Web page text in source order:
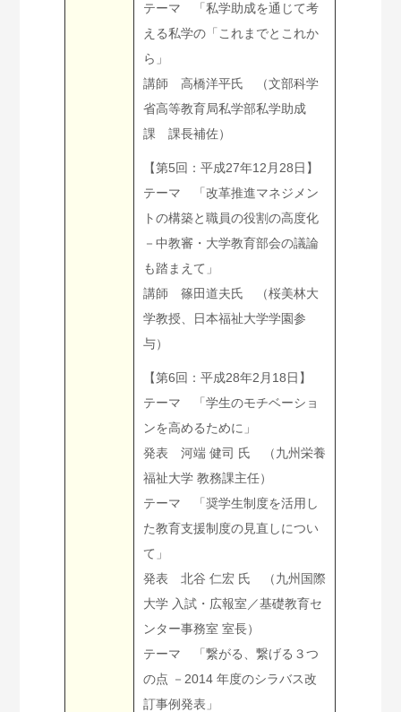
テーマ 「私学助成を通じて考
える私学の「これまでとこれか
ら」
講師 高橋洋平氏 （文部科学
省高等教育局私学部私学助成
課 課長補佐）
【第5回：平成27年12月28日】
テーマ 「改革推進マネジメン
トの構築と職員の役割の高度化
－中教審・大学教育部会の議論
も踏まえて」
講師 篠田道夫氏 （桜美林大
学教授、日本福祉大学学園参
与）
【第6回：平成28年2月18日】
テーマ 「学生のモチベーショ
ンを高めるために」
発表 河端 健司 氏 （九州栄養
福祉大学 教務課主任）
テーマ 「奨学生制度を活用し
た教育支援制度の見直しについ
て」
発表 北谷 仁宏 氏 （九州国際
大学 入試・広報室／基礎教育セ
ンター事務室 室長）
テーマ 「繋がる、繋げる３つ
の点 －2014 年度のシラバス改
訂事例発表」